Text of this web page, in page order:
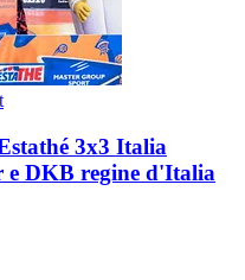
3x3 Italia
e DKB regine d'Italia